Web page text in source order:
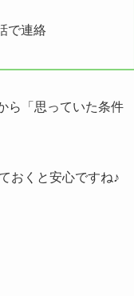
で連絡
ら「思っていた条件
おくと安心ですね♪